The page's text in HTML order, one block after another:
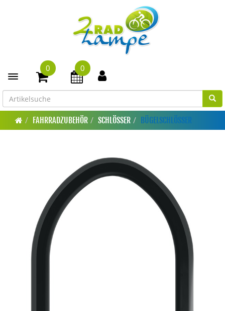
Toggle navigation
0 0
FAHRRADZUBEHÖR SCHLÖSSER BÜGELSCHLÖSSER